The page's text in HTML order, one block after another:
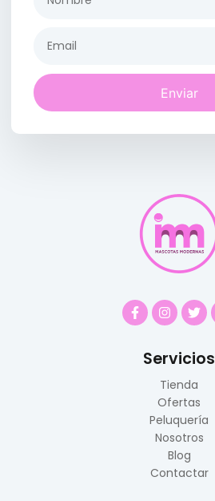
Enviar
Servicios
Tienda
Ofertas
Peluquería
Nosotros
Blog
Contactar